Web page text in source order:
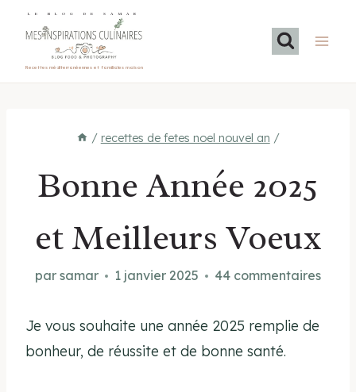
LE BLOG DE SAMAR
Recettes méditerranéennes et familiales maison
/ recettes de fetes noel nouvel an /
Bonne Année 2025
et Meilleurs Voeux
par samar 1 janvier 2025 44 commentaires
Je vous souhaite une année 2025 remplie de
bonheur, de réussite et de bonne santé.